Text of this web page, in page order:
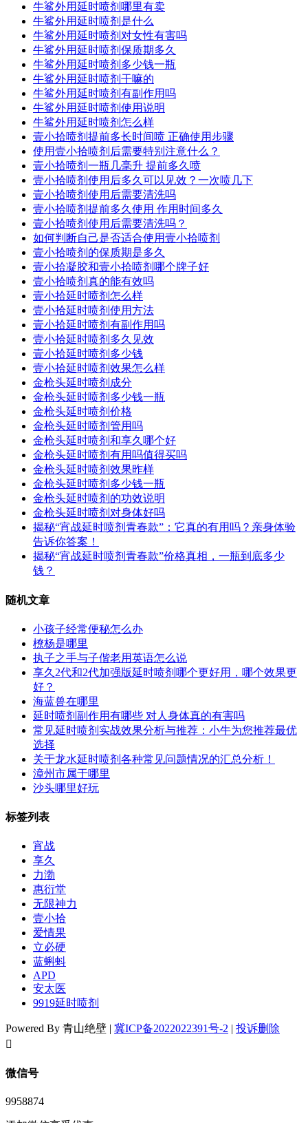
牛鲨外用延时喷剂哪里有卖
牛鲨外用延时喷剂是什么
牛鲨外用延时喷剂对女性有害吗
牛鲨外用延时喷剂保质期多久
牛鲨外用延时喷剂多少钱一瓶
牛鲨外用延时喷剂干嘛的
牛鲨外用延时喷剂有副作用吗
牛鲨外用延时喷剂使用说明
牛鲨外用延时喷剂怎么样
壹小拾喷剂提前多长时间喷 正确使用步骤
使用壹小拾喷剂后需要特别注意什么？
壹小拾喷剂一瓶几毫升 提前多久喷
壹小拾喷剂使用后多久可以见效？一次喷几下
壹小拾喷剂使用后需要清洗吗
壹小拾喷剂提前多久使用 作用时间多久
壹小拾喷剂使用后需要清洗吗？
如何判断自己是否适合使用壹小拾喷剂
壹小拾喷剂的保质期是多久
壹小拾凝胶和壹小拾喷剂哪个牌子好
壹小拾喷剂真的能有效吗
壹小拾延时喷剂怎么样
壹小拾延时喷剂使用方法
壹小拾延时喷剂有副作用吗
壹小拾延时喷剂多久见效
壹小拾延时喷剂多少钱
壹小拾延时喷剂效果怎么样
金枪头延时喷剂成分
金枪头延时喷剂多少钱一瓶
金枪头延时喷剂价格
金枪头延时喷剂管用吗
金枪头延时喷剂和享久哪个好
金枪头延时喷剂有用吗值得买吗
金枪头延时喷剂效果昨样
金枪头延时喷剂多少钱一瓶
金枪头延时喷剂的功效说明
金枪头延时喷剂对身体好吗
揭秘“宵战延时喷剂青春款”：它真的有用吗？亲身体验
告诉你答案！
揭秘“宵战延时喷剂青春款”价格真相，一瓶到底多少
钱？
随机文章
小孩子经常便秘怎么办
橑杨是哪里
执子之手与子偕老用英语怎么说
享久2代和2代加强版延时喷剂哪个更好用，哪个效果更
好？
海蓝兽在哪里
延时喷剂副作用有哪些 对人身体真的有害吗
常见延时喷剂实战效果分析与推荐：小牛为您推荐最优
选择
关于龙水延时喷剂各种常见问题情况的汇总分析！
漳州市属于哪里
沙头哪里好玩
标签列表
宵战
享久
力渤
惠衍堂
无限神力
壹小拾
爱情果
立必硬
蓝蝌蚪
APD
安太医
9919延时喷剂
Powered By 青山绝壁 | 冀ICP备2022022391号-2 | 投诉删除
󦘖
微信号
9958874